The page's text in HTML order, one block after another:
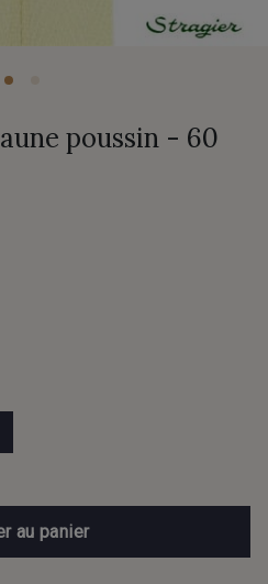
poussin - 60
au panier